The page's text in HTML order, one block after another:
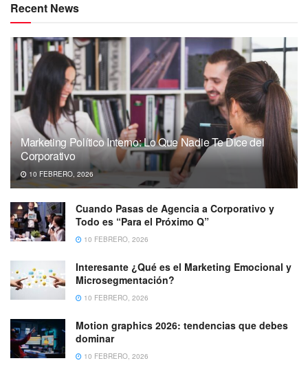
Recent News
Marketing Político Interno: Lo Que Nadie Te Dice del
Corporativo
10 FEBRERO, 2026
Cuando Pasas de Agencia a Corporativo y
Todo es “Para el Próximo Q”
10 FEBRERO, 2026
Interesante ¿Qué es el Marketing Emocional y
Microsegmentación?
10 FEBRERO, 2026
Motion graphics 2026: tendencias que debes
dominar
10 FEBRERO, 2026